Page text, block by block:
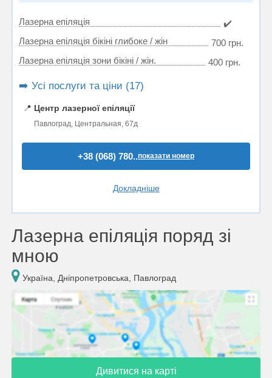
Лазерна епіляція
✔️
Лазерна епіляція бікіні глибоке / жін
700 грн.
Лазерна епіляція зони бікіні / жін.
400 грн.
➡️ Усі послуги та ціни (17)
📍 Центр лазерної епіляції
Павлоград, Центральная, 67д
+38 (068) 780..показати номер
Докладніше
Лазерна епіляція поряд зі
мною
Україна, Дніпропетровська, Павлоград
Дивитися на карті